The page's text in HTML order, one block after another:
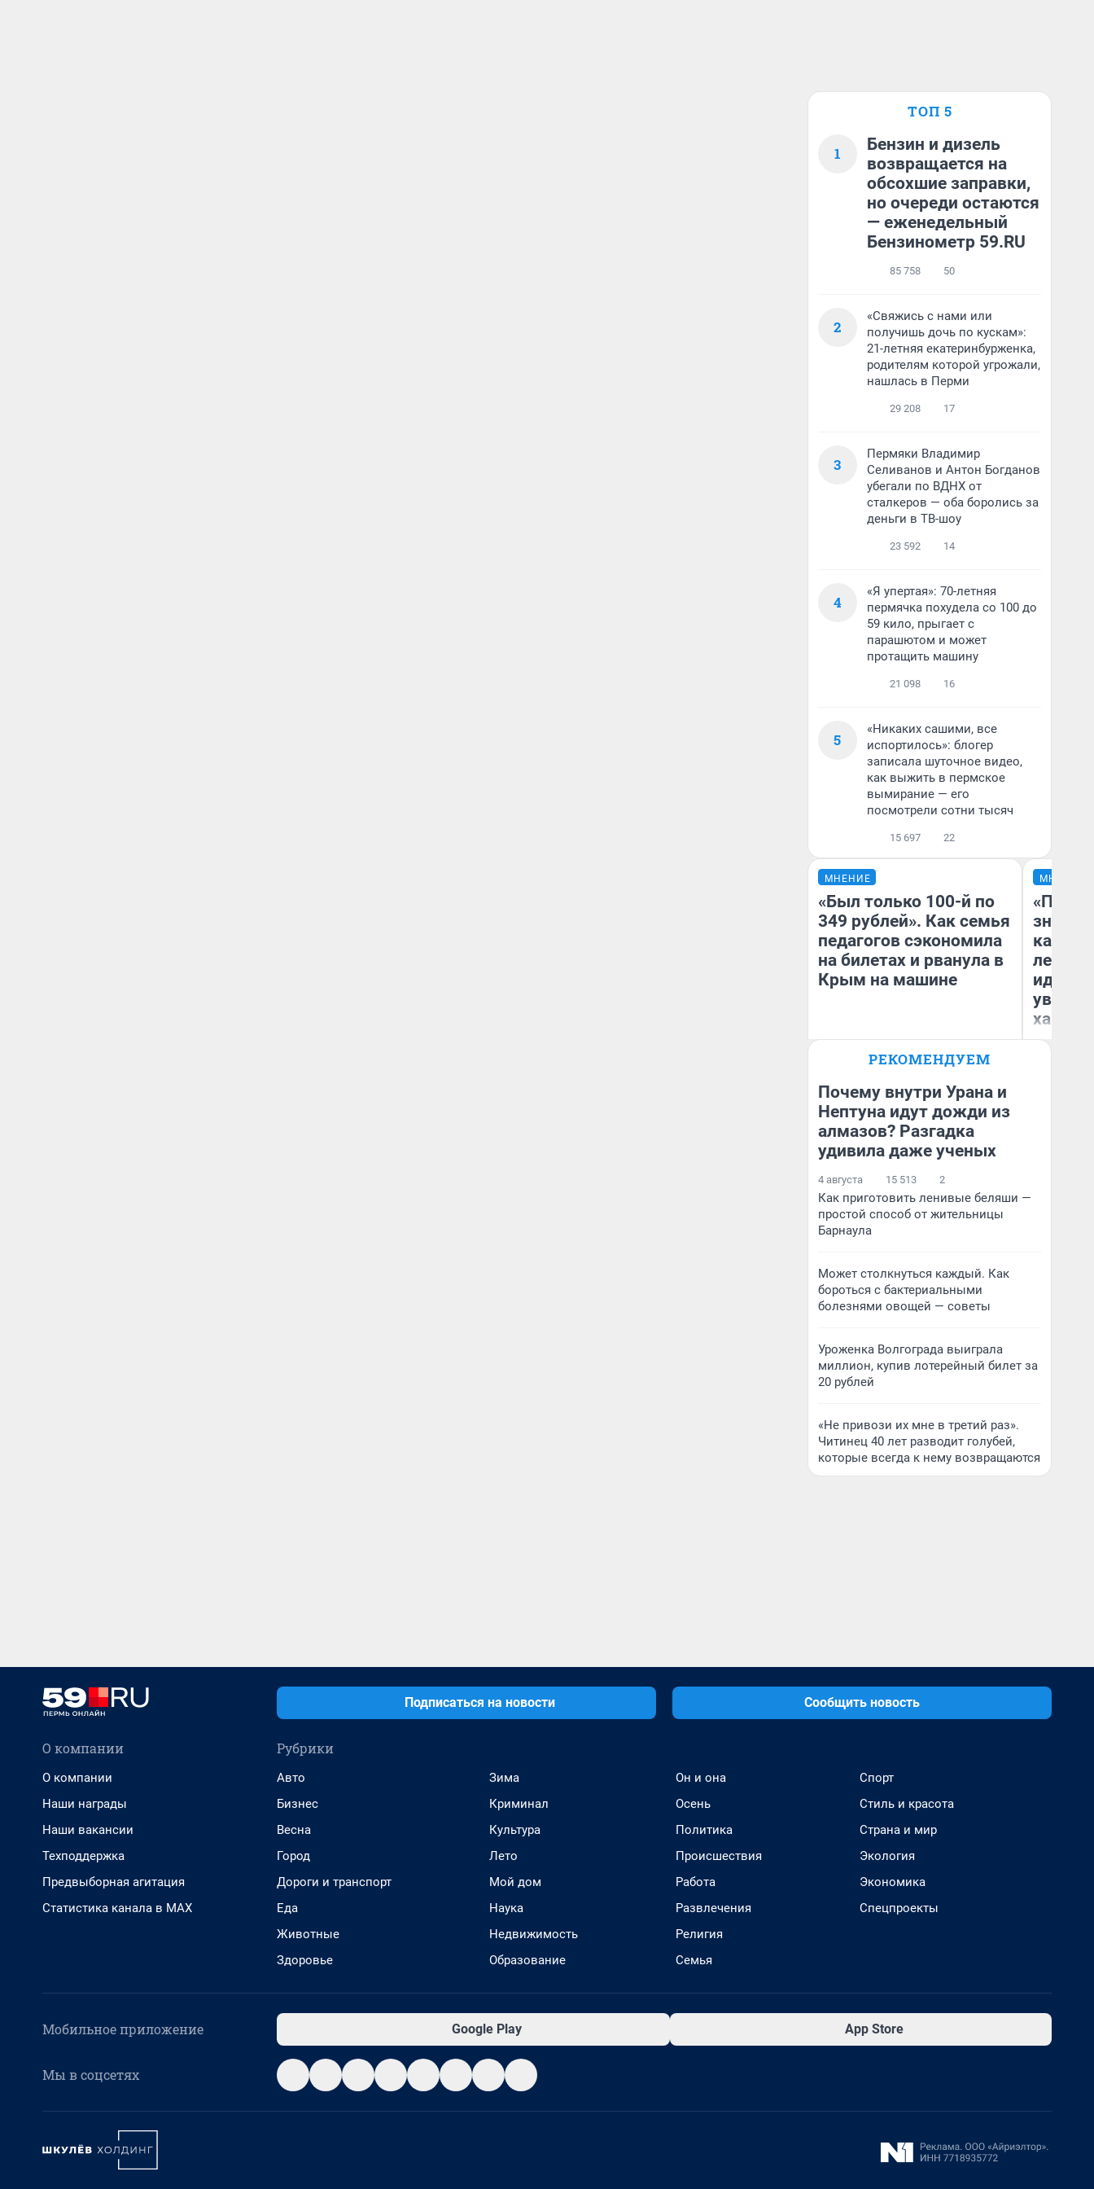
ТОП 5
1
Бензин и дизель
возвращается на
обсохшие заправки,
но очереди остаются
— еженедельный
Бензинометр 59.RU
85 758 50
2
«Свяжись с нами или
получишь дочь по кускам»:
21-летняя екатеринбурженка,
родителям которой угрожали,
нашлась в Перми
29 208 17
3
Пермяки Владимир
Селиванов и Антон Богданов
убегали по ВДНХ от
сталкеров — оба боролись за
деньги в ТВ-шоу
23 592 14
4
«Я упертая»: 70-летняя
пермячка похудела со 100 до
59 кило, прыгает с
парашютом и может
протащить машину
21 098 16
5
«Никаких сашими, все
испортилось»: блогер
записала шуточное видео,
как выжить в пермское
вымирание — его
посмотрели сотни тысяч
15 697 22
МНЕНИЕ
«Был только 100-й по
349 рублей». Как семья
педагогов сэкономила
на билетах и рванула в
Крым на машине
Анна Скакунова
МНЕНИЕ
идею
РЕКОМЕНДУЕМ
Почему внутри Урана и
Нептуна идут дожди из
алмазов? Разгадка
удивила даже ученых
4 августа 15 513 2
Как приготовить ленивые беляши —
простой способ от жительницы
Барнаула
Может столкнуться каждый. Как
бороться с бактериальными
болезнями овощей — советы
Уроженка Волгограда выиграла
миллион, купив лотерейный билет за
20 рублей
«Не привози их мне в третий раз».
Читинец 40 лет разводит голубей,
которые всегда к нему возвращаются
Подписаться на новости Сообщить новость
О компании
О компании
Наши награды
Наши вакансии
Техподдержка
Предвыборная агитация
Статистика канала в MAX
Рубрики
Авто
Бизнес
Весна
Город
Дороги и транспорт
Еда
Животные
Здоровье
Зима
Криминал
Культура
Лето
Мой дом
Наука
Недвижимость
Образование
Он и она
Осень
Политика
Происшествия
Работа
Развлечения
Религия
Семья
Спорт
Стиль и красота
Страна и мир
Экология
Экономика
Спецпроекты
Мобильное приложение Google Play App Store
Мы в соцсетях